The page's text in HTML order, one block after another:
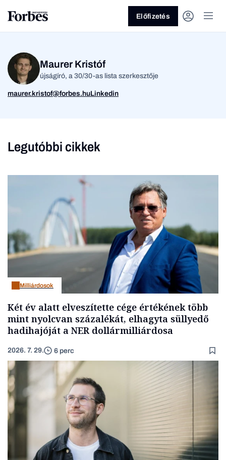
Előfizetés
Maurer Kristóf
újságíró, a 30/30-as lista szerkesztője
maurer.kristof@forbes.huLinkedin
Legutóbbi cikkek
Milliárdosok
Két év alatt elveszítette cége értékének több
mint nyolcvan százalékát, elhagyta süllyedő
hadihajóját a NER dollármilliárdosa
2026. 7. 29. 6 perc